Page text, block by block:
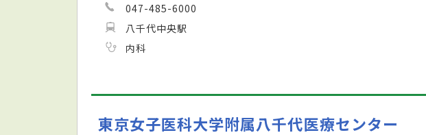
047-485-6000
八千代中央駅
内科
東京女子医科大学附属八千代医療センター